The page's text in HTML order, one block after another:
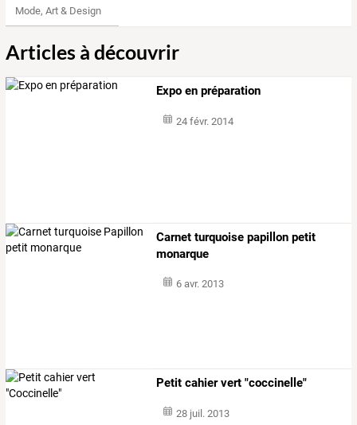
Mode, Art & Design
Articles à découvrir
Expo en préparation
24 févr. 2014
Carnet turquoise papillon petit
monarque
6 avr. 2013
Petit cahier vert "coccinelle"
28 juil. 2013